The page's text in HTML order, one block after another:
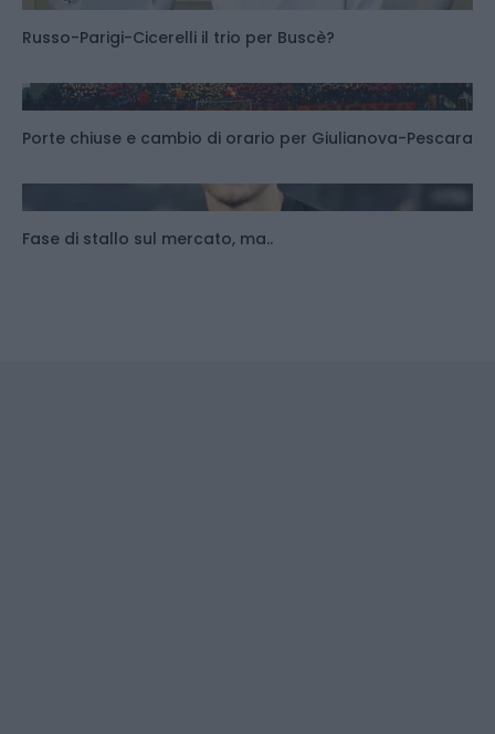
Russo-Parigi-Cicerelli il trio per Buscè?
Porte chiuse e cambio di orario per Giulianova-Pescara
Fase di stallo sul mercato, ma..